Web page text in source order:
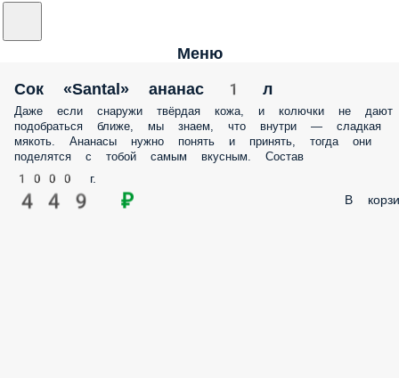
Меню
Сок «Santal» ананас 1 л
Даже если снаружи твёрдая кожа, и колючки не дают
подобраться ближе, мы знаем, что внутри — сладкая
мякоть. Ананасы нужно понять и принять, тогда они
поделятся с тобой самым вкусным. Состав
1000 г.
449 ₽ В